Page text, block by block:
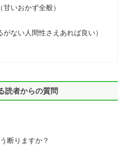
いおかず全般）
ない人間性さえあれば良い）
読者からの質問
断りますか？